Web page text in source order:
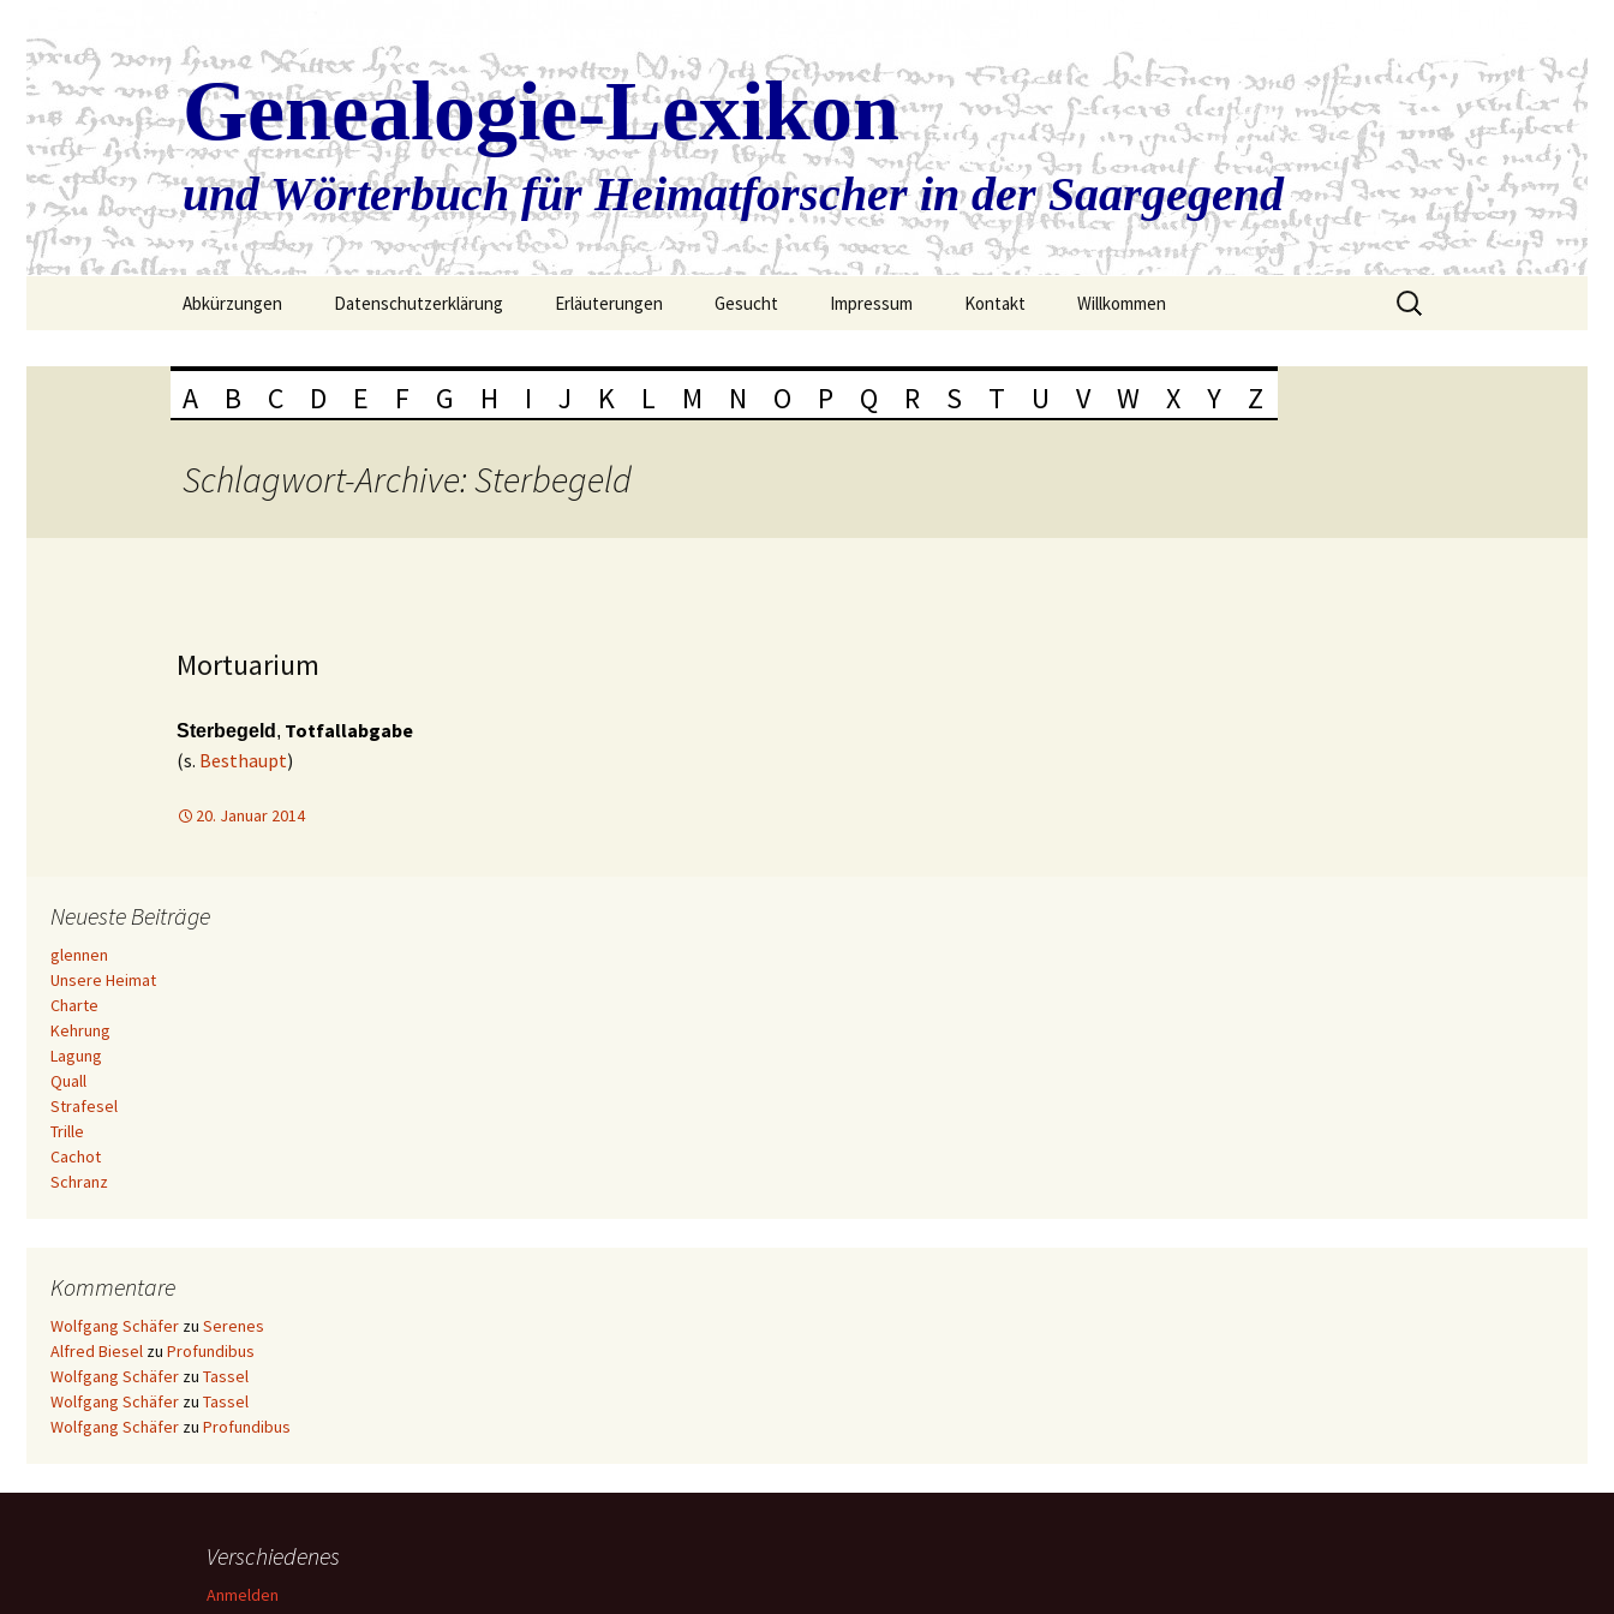
Genealogie-Lexikon
und Wörterbuch für Heimatforscher in der Saargegend
Abkürzungen Datenschutzerklärung Erläuterungen Gesucht Impressum Kontakt Willkommen
Suchen
nach:
A B C D E F G H I J K L M N O P Q R S T U V W X Y Z
Schlagwort-Archive: Sterbegeld
Mortuarium
Sterbegeld , Totfallabgabe
(s. Besthaupt)
20. Januar 2014
Neueste Beiträge
glennen
Unsere Heimat
Charte
Kehrung
Lagung
Quall
Strafesel
Trille
Cachot
Schranz
Kommentare
Wolfgang Schäfer zu Serenes
Alfred Biesel zu Profundibus
Wolfgang Schäfer zu Tassel
Wolfgang Schäfer zu Tassel
Wolfgang Schäfer zu Profundibus
Verschiedenes
Anmelden